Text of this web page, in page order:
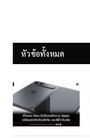
หัวข้อทั้งหมด